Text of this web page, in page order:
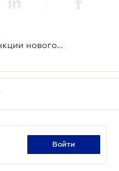
Офис финансового контроля: функции нового контролирующего органа
войти